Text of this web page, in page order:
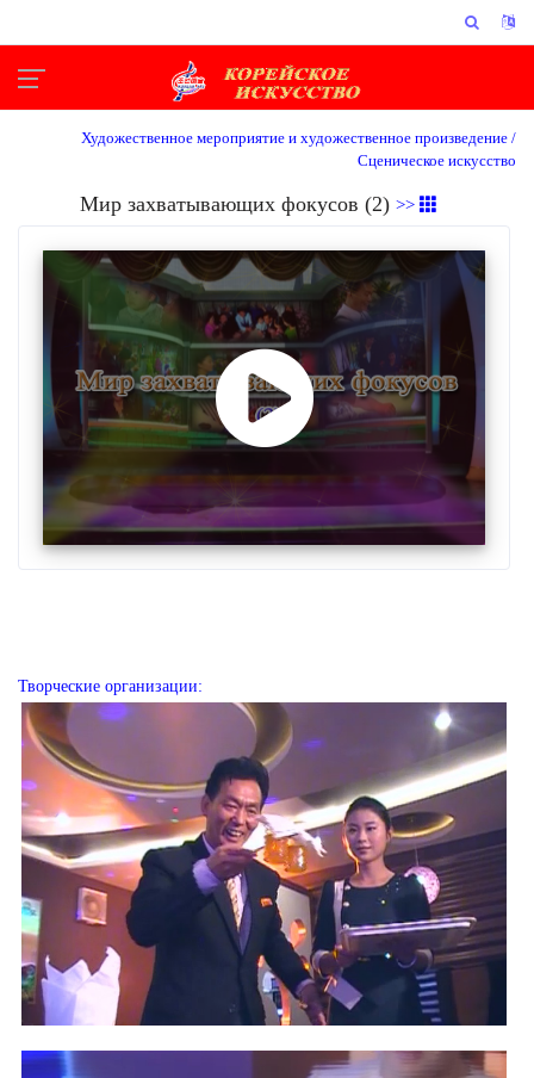
Художественное мероприятие и художественное произведение /
Сценическое искусство
Мир захватывающих фокусов (2) >>
Творческие организации: